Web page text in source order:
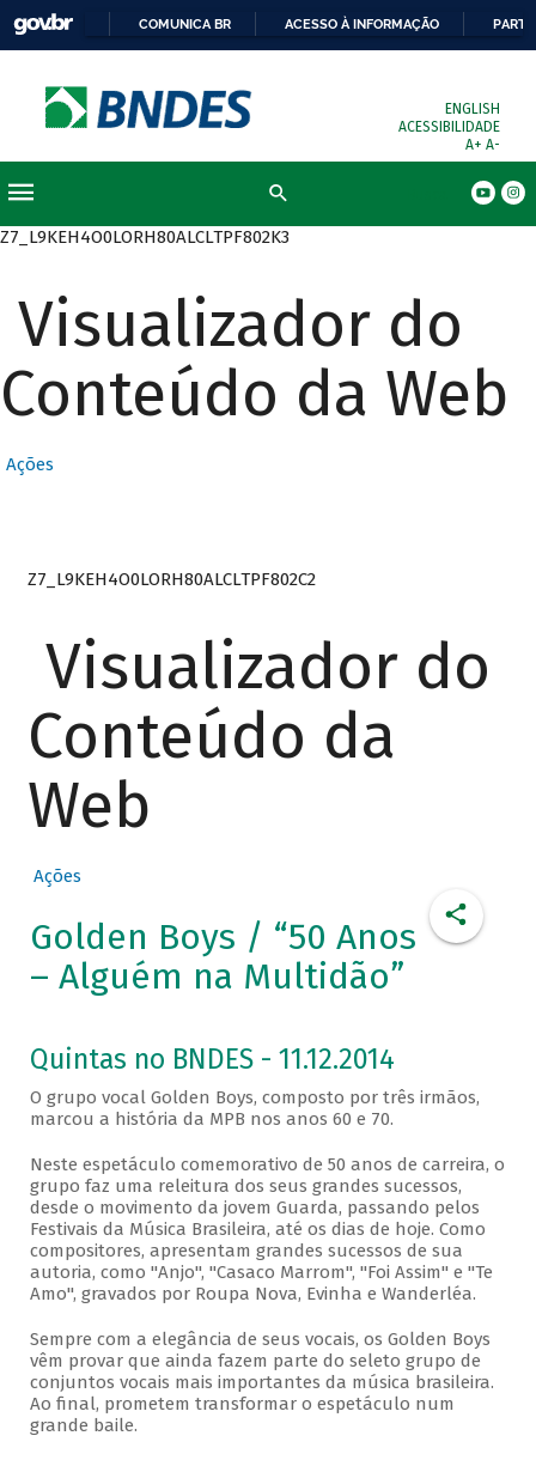
COMUNICA BR ACESSO À INFORMAÇÃO
ENGLISH
ACESSIBILIDADE
A+ A-
Z7_L9KEH4O0LORH80ALCLTPF802K3
Visualizador do
Conteúdo da Web
Ações
Z7_L9KEH4O0LORH80ALCLTPF802C2
Visualizador do
Conteúdo da
Web
Ações
Golden Boys / “50 Anos
– Alguém na Multidão”
Quintas no BNDES - 11.12.2014
O grupo vocal Golden Boys, composto por três irmãos,
marcou a história da MPB nos anos 60 e 70.
Neste espetáculo comemorativo de 50 anos de carreira, o
grupo faz uma releitura dos seus grandes sucessos,
desde o movimento da jovem Guarda, passando pelos
Festivais da Música Brasileira, até os dias de hoje. Como
compositores, apresentam grandes sucessos de sua
autoria, como "Anjo", "Casaco Marrom", "Foi Assim" e "Te
Amo", gravados por Roupa Nova, Evinha e Wanderléa.
Sempre com a elegância de seus vocais, os Golden Boys
vêm provar que ainda fazem parte do seleto grupo de
conjuntos vocais mais importantes da música brasileira.
Ao final, prometem transformar o espetáculo num
grande baile.